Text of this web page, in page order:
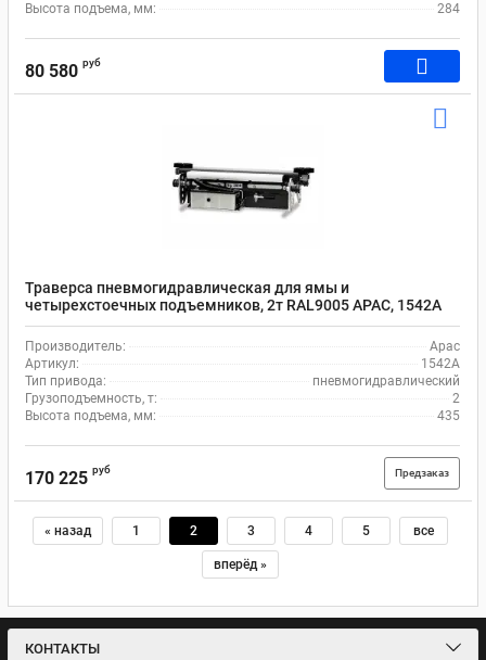
Высота подъема, мм:
284
80 580 руб
Траверса пневмогидравлическая для ямы и
четырехстоечных подъемников, 2т RAL9005 APAC, 1542A
Производитель:
Apac
Артикул:
1542A
Тип привода:
пневмогидравлический
Грузоподъемность, т:
2
Высота подъема, мм:
435
170 225 руб Предзаказ
« назад 1 2 3 4 5 все
вперёд »
КОНТАКТЫ